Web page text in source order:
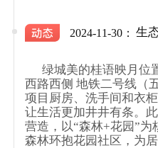
2024-11-30： 生
      绿城美的桂语映月位置:福州市晋安区东二环 连洋
西路西侧 地铁二号线（
项目厨房、洗手间和衣
让生活更加井井有条。
营造，以“森林+花园”
森林环抱花园社区，为